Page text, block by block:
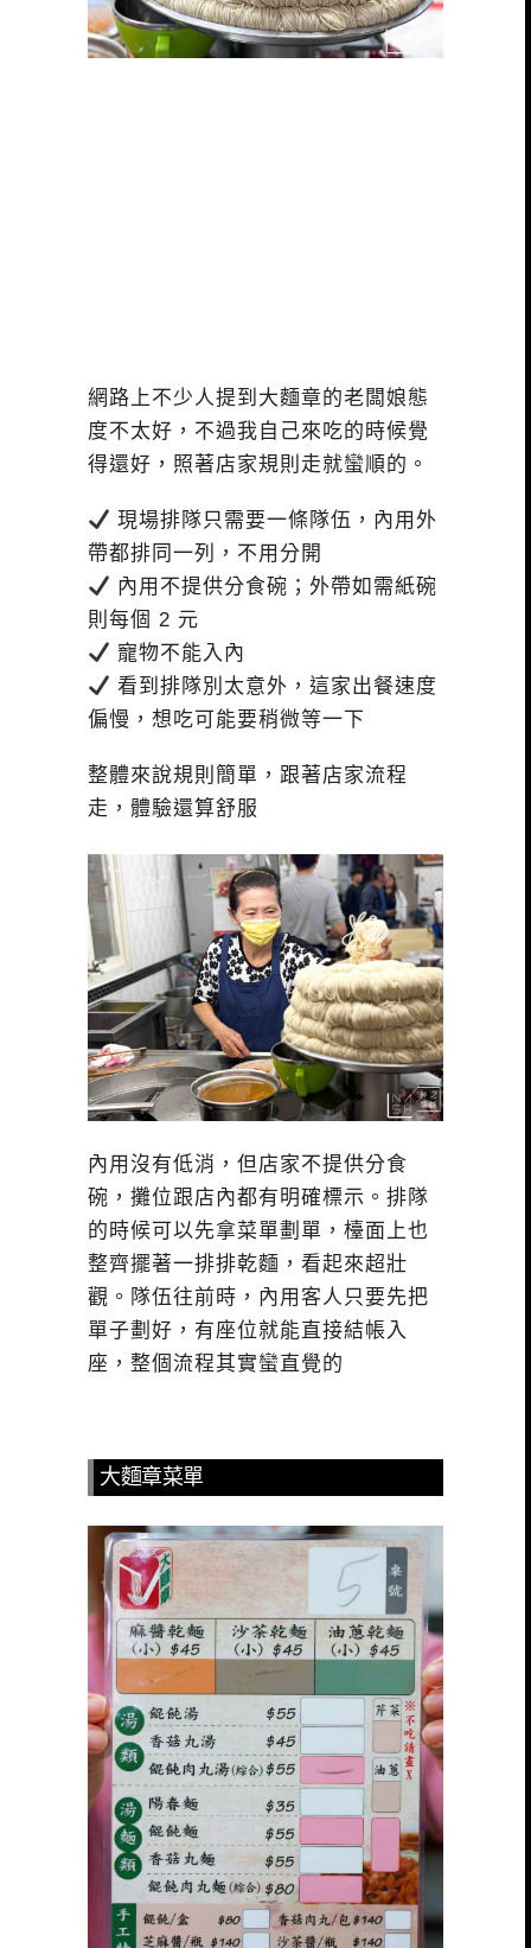
網路上不少人提到大麵章的老闆娘態
度不太好，不過我自己來吃的時候覺
得還好，照著店家規則走就蠻順的。
現場排隊只需要一條隊伍，內用外
帶都排同一列，不用分開
內用不提供分食碗；外帶如需紙碗
則每個 2 元
寵物不能入內
看到排隊別太意外，這家出餐速度
偏慢，想吃可能要稍微等一下
整體來說規則簡單，跟著店家流程
走，體驗還算舒服
內用沒有低消，但店家不提供分食
碗，攤位跟店內都有明確標示。排隊
的時候可以先拿菜單劃單，檯面上也
整齊擺著一排排乾麵，看起來超壯
觀。隊伍往前時，內用客人只要先把
單子劃好，有座位就能直接結帳入
座，整個流程其實蠻直覺的
大麵章菜單